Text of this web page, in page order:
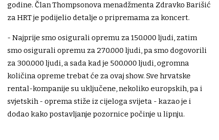
godine. Član Thompsonova menadžmenta Zdravko Barišić
za HRT je podijelio detalje o pripremama za koncert.
- Najprije smo osigurali opremu za 150.000 ljudi, zatim
smo osigurali opremu za 270.000 ljudi, pa smo dogovorili
za 300.000 ljudi, a sada kad je 500.000 ljudi, ogromna
količina opreme trebat će za ovaj show. Sve hrvatske
rental-kompanije su uključene, nekoliko europskih, pa i
svjetskih - oprema stiže iz cijeloga svijeta - kazao je i
dodao kako postavljanje pozornice počinje u lipnju.